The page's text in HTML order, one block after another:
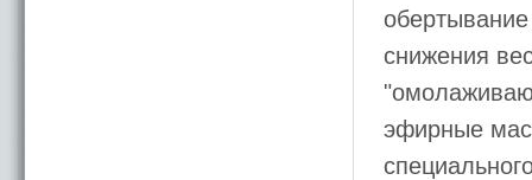
снижения
эфирные